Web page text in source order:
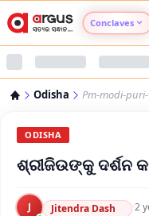
Conclaves
Odisha Pm-modi-
ODISHA
ଶ୍ରୀଜିଉଙ୍କୁ ଦର୍ଶନ
J Jitendra Dash ·2